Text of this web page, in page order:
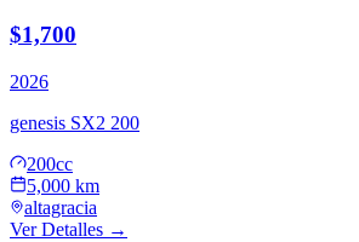
$1,700
2026
genesis SX2 200
200cc
5,000 km
altagracia
Ver Detalles →